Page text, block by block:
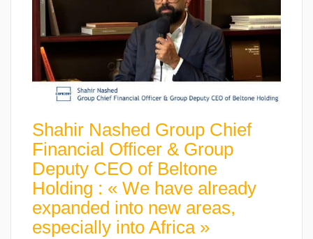
Shahir Nashed Group Chief
Financial Officer & Group
Deputy CEO of Beltone
Holding : « We have already
expanded into new areas,
especially into Africa »